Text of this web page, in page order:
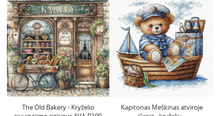
The Old Bakery - Kryželio
Kapitonas Meškinas atviroje